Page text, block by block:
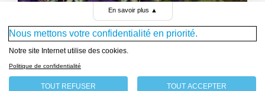
ANNULÉ – LES
ÉMIGRANTS
Jouer à fleur de peau
KRYSTIAN LUPA / d'après W. G. Sebald
07 - 17 juin 2023
En savoir plus ▲
Nous mettons votre confidentialité en priorité.
Notre site Internet utilise des cookies.
Politique de confidentialité
TOUT REFUSER TOUT ACCEPTER